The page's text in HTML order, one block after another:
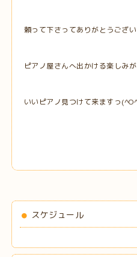
頼って下さってありがとうござい
ピアノ屋さんへ出かける楽しみ
いいピアノ見つけて来ますっ
スケジュール